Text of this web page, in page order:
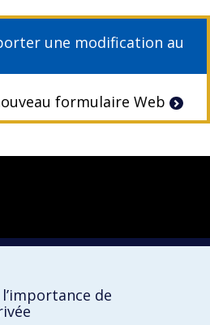
une modification au
formulaire Web
de